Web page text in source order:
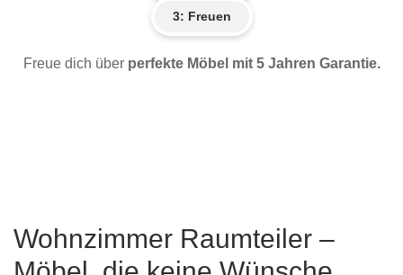
3: Freuen
Freue dich über perfekte Möbel mit 5 Jahren Garantie.
Wohnzimmer Raumteiler –